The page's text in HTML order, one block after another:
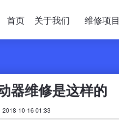
首页 关于我们 维修项目
器维修是这样的
2018-10-16 01:33